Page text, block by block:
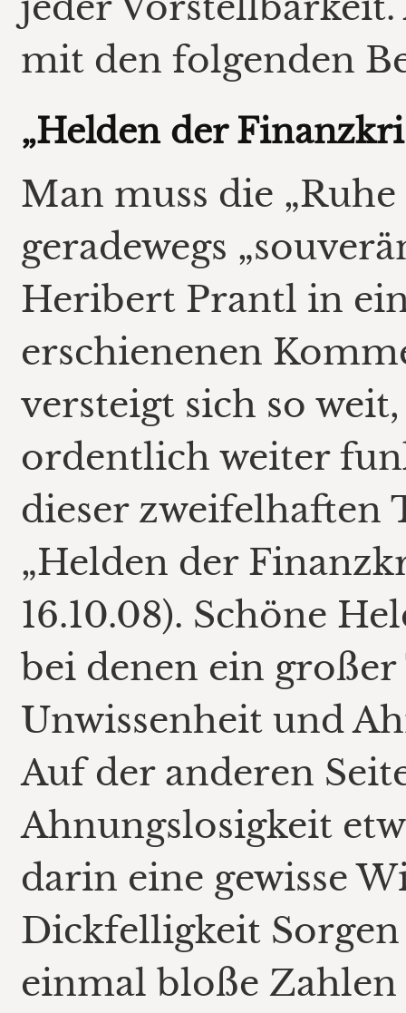
mit den folgenden
„Helden der
Man muss die
geradewegs
Heribert Prantl in
erschienenen
versteigt sich so
ordentlich weiter
dieser zweifelhaften
„Helden der
16.10.08). Schöne
bei denen ein
Unwissenheit und
Auf der anderen
Ahnungslosigkeit
darin eine gewisse
Dickfelligkeit
einmal bloße